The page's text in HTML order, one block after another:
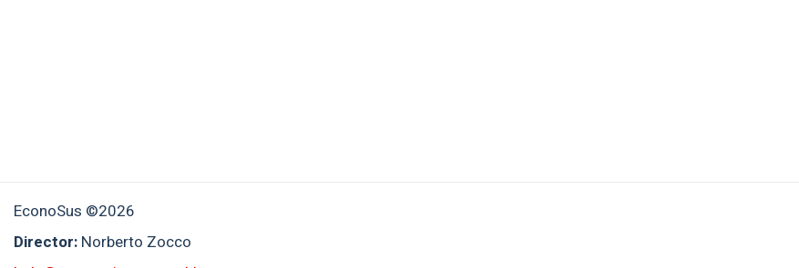
EconoSus ©2026
Director: Norberto Zocco